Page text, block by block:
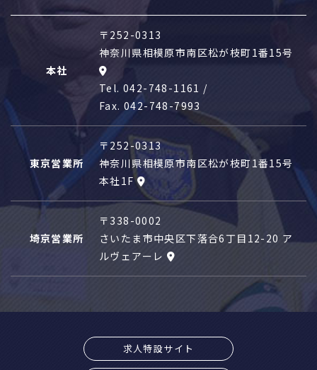
本社
〒252-0313
神奈川県相模原市南区松が枝町1番15号
Tel. 042-748-1161 /
Fax. 042-748-7993
東京営業所
〒252-0313
神奈川県相模原市南区松が枝町1番15号
本社1F
埼京営業所
〒338-0002
さいたま市中央区下落合6丁目12-20 ア
ルヴェアーレ
求人特設サイト